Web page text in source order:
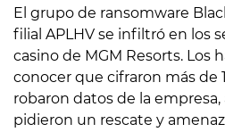
El grupo de ransomware
filial APLHV se infiltró en los
casino de MGM Resorts. Los
conocer que cifraron más de
robaron datos de la
pidieron un rescate y